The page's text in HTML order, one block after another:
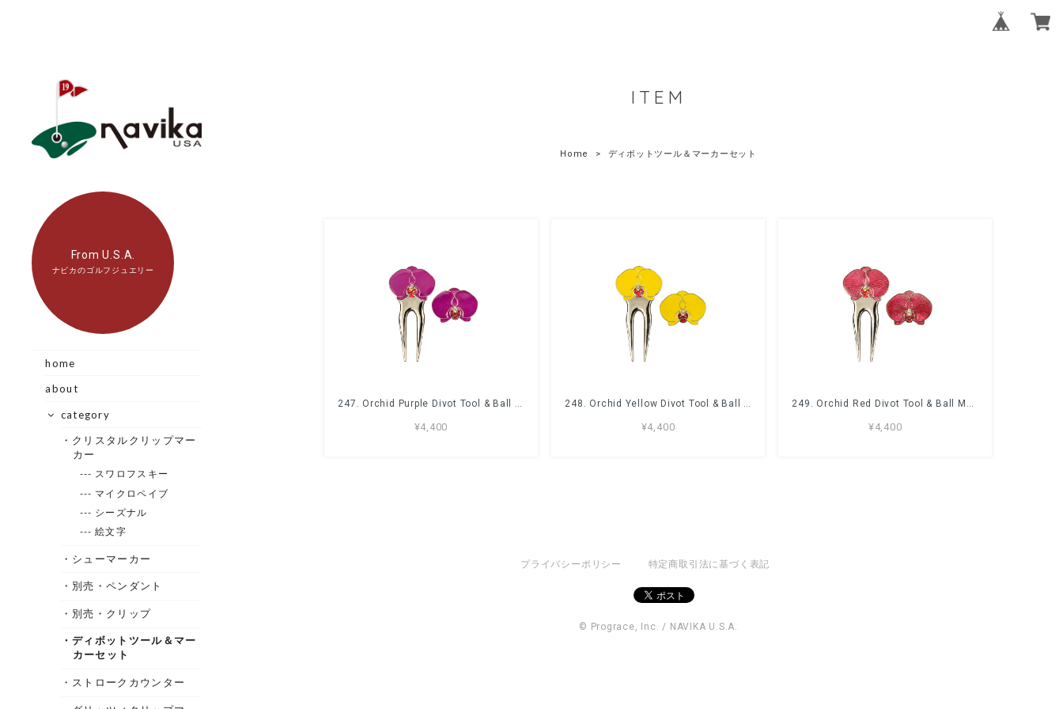
From U.S.A.
ナビカのゴルフジュエリー
home
about
category
・クリスタルクリップマー
カー
--- スワロフスキー
--- マイクロペイブ
--- シーズナル
--- 絵文字
・シューマーカー
・別売・ペンダント
・別売・クリップ
・ディボットツール＆マー
カーセット
・ストロークカウンター
ITEM
Home ディボットツール＆マーカーセット
247. Orchid Purple Divot Tool & Ball Marker Set
¥4,400
248. Orchid Yellow Divot Tool & Ball Marker Set
¥4,400
249. Orchid Red Divot Tool & Ball Marker Set
¥4,400
プライバシーポリシー 特定商取引法に基づく表記
© Prograce, Inc. / NAVIKA U.S.A.